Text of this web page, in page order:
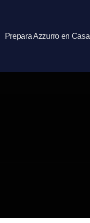
Prepara Azzurro en Casa